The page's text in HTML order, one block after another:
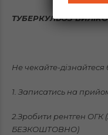
ТУБЕРКУЛЬОЗ
Не чекайте-дізнайтеся
1. Записатись на
2.Зробити рентген ОГК
БЕЗКОШТОВНО)